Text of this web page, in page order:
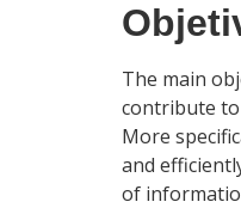
The main
contribute
More
and
of